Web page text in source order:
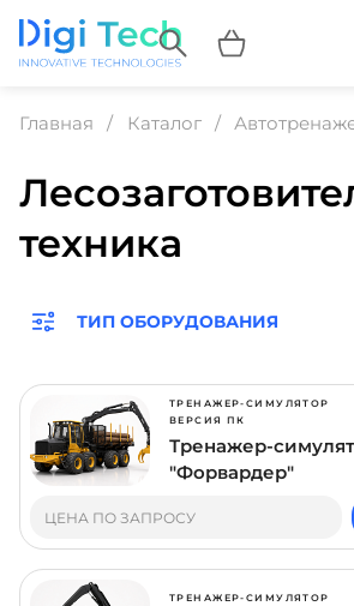
Главная Каталог
техника
ТИП ОБОРУДОВАНИЯ
ТРЕНАЖЕР-СИМУЛЯТОР
ВЕРСИЯ ПК
Тренажер-
"Форвардер"
ЦЕНА ПО ЗАПРОСУ
ТРЕНАЖЕР-СИМУЛЯТОР